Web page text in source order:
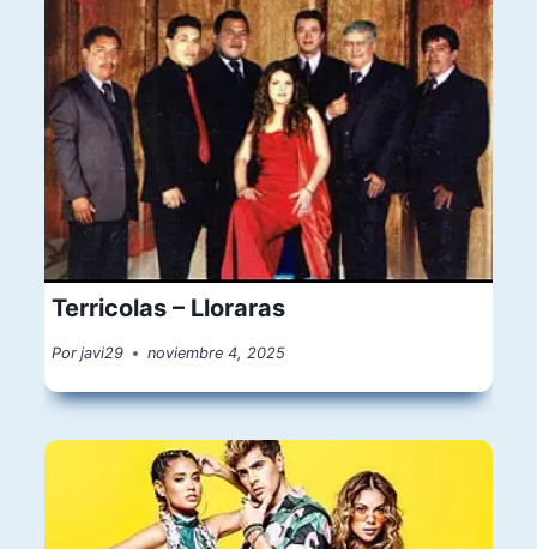
Terricolas – Lloraras
Por javi29 noviembre 4, 2025